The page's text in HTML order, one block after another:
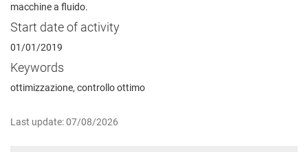
macchine a fluido.
Start date of activity
01/01/2019
Keywords
ottimizzazione, controllo ottimo
Last update: 07/08/2026